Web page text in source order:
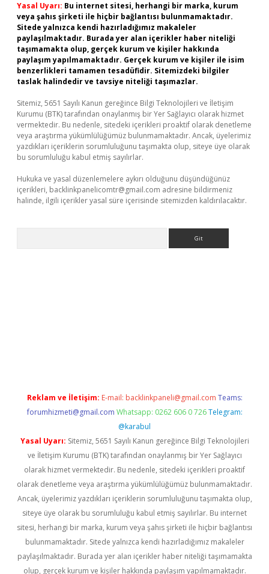
Yasal Uyarı: Bu internet sitesi, herhangi bir marka, kurum
veya şahıs şirketi ile hiçbir bağlantısı bulunmamaktadır.
Sitede yalnızca kendi hazırladığımız makaleler
paylaşılmaktadır. Burada yer alan içerikler haber niteliği
taşımamakta olup, gerçek kurum ve kişiler hakkında
paylaşım yapılmamaktadır. Gerçek kurum ve kişiler ile isim
benzerlikleri tamamen tesadüfidir. Sitemizdeki bilgiler
taslak halindedir ve tavsiye niteliği taşımazlar.
Sitemiz, 5651 Sayılı Kanun gereğince Bilgi Teknolojileri ve İletişim
Kurumu (BTK) tarafından onaylanmış bir Yer Sağlayıcı olarak hizmet
vermektedir. Bu nedenle, sitedeki içerikleri proaktif olarak denetleme
veya araştırma yükümlülüğümüz bulunmamaktadır. Ancak, üyelerimiz
yazdıkları içeriklerin sorumluluğunu taşımakta olup, siteye üye olarak
bu sorumluluğu kabul etmiş sayılırlar.
Hukuka ve yasal düzenlemelere aykırı olduğunu düşündüğünüz
içerikleri, backlinkpanelicomtr@gmail.com adresine bildirmeniz
halinde, ilgili içerikler yasal süre içerisinde sitemizden kaldırılacaktır.
Reklam ve İletişim: E-mail: backlinkpaneli@gmail.com Teams:
forumhizmeti@gmail.com Whatsapp: 0262 606 0 726 Telegram:
@karabul
Yasal Uyarı: Sitemiz, 5651 Sayılı Kanun gereğince Bilgi Teknolojileri
ve İletişim Kurumu (BTK) tarafından onaylanmış bir Yer Sağlayıcı
olarak hizmet vermektedir. Bu nedenle, sitedeki içerikleri proaktif
olarak denetleme veya araştırma yükümlülüğümüz bulunmamaktadır.
Ancak, üyelerimiz yazdıkları içeriklerin sorumluluğunu taşımakta olup,
siteye üye olarak bu sorumluluğu kabul etmiş sayılırlar. Bu internet
sitesi, herhangi bir marka, kurum veya şahıs şirketi ile hiçbir bağlantısı
bulunmamaktadır. Sitede yalnızca kendi hazırladığımız makaleler
paylaşılmaktadır. Burada yer alan içerikler haber niteliği taşımamakta
olup, gerçek kurum ve kişiler hakkında paylaşım yapılmamaktadır.